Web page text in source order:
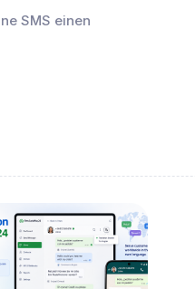
SMS einen